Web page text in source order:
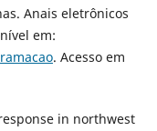
Anais eletrônicos
em:
. Acesso em
in northwest